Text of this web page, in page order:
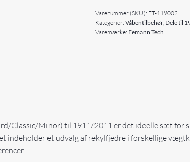
1911/2011
antal
Varenummer (SKU): ET-119002
Kategorier:Våbentilbehør, Dele til
Varemærke: Eemann Tech
Classic/Minor) til 1911/2011 er det ideelle sæt for
et udvalg af rekylfjedre i forskellige